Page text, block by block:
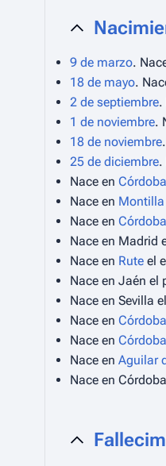
9 de marzo.
18 de mayo.
2 de septiembre.
1 de noviembre.
18 de noviembre
25 de diciembre.
Nace en Córdoba
Nace en Montilla
Nace en Córdoba
Nace en Madrid
Nace en Rute el
Nace en Jaén el
Nace en Sevilla
Nace en Córdoba
Nace en Córdoba
Nace en Aguilar
Nace en Córdoba